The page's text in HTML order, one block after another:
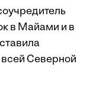
в Майами и в
всей Северной